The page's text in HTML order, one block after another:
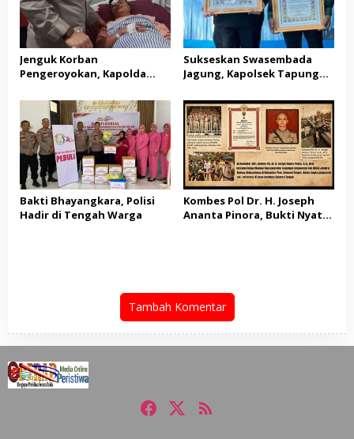
Jenguk Korban
Pengeroyokan, Kapolda
Hukum dalam Kasus Ini
Sukseskan Swasembada
Jagung, Kapolsek Tapung
Datar Raih Penghargaan
dari Kapolres Kampar
Bakti Bhayangkara, Polisi
Hadir di Tengah Warga
Kombes Pol Dr. H. Joseph
Ananta Pinora, Bukti Nyata
Tambah Komentar